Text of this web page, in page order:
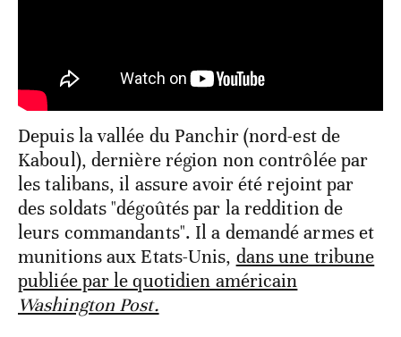
Depuis la vallée du Panchir (nord-est de
Kaboul), dernière région non contrôlée par
les talibans, il assure avoir été rejoint par
des soldats "dégoûtés par la reddition de
leurs commandants". Il a demandé armes et
munitions aux Etats-Unis, dans une tribune
publiée par le quotidien américain
Washington Post.